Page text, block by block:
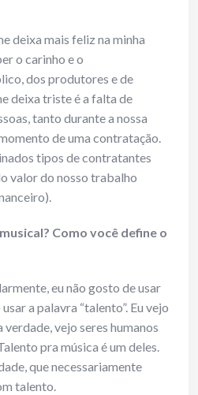
deixa mais feliz na minha
o carinho e o
dos produtores e de
deixa triste é a falta de
tanto durante a nossa
de uma contratação.
tipos de contratantes
valor do nosso trabalho
Como você define o
eu não gosto de usar
a palavra “talento”. Eu vejo
vejo seres humanos
pra música é um deles.
que necessariamente
talento.